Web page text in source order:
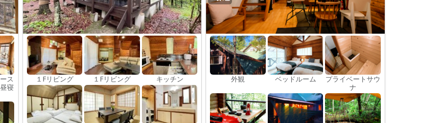
ス
寝
１Fリビング １Fリビング キッチン 外観 ベッドルーム
プライベートサウ
ナ